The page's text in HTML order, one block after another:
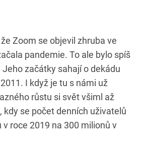
Zoom se objevil zhruba ve
pandemie. To ale bylo spíš
začátky sahají o dekádu
I když je tu s námi už
růstu si svět všiml až
kdy se počet denních uživatelů
roce 2019 na 300 milionů v